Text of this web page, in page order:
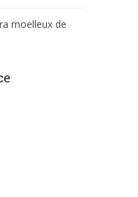
moelleux de